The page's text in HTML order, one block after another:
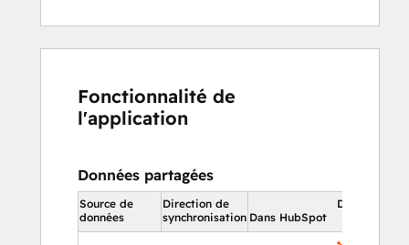
Fonctionnalité de
l'application
Données partagées
Source de
données
Direction de
synchronisation
Dans
Dans HubSpot